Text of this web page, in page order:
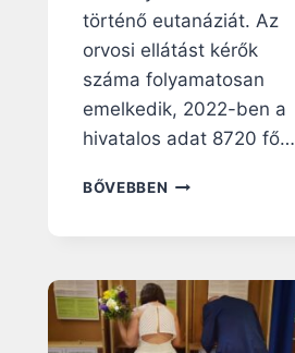
történő eutanáziát. Az
orvosi ellátást kérők
száma folyamatosan
emelkedik, 2022-ben a
hivatalos adat 8720 fő…
BŐVEBBEN HOLLANDIA:
MÉG
AZ
ÉRTELMI